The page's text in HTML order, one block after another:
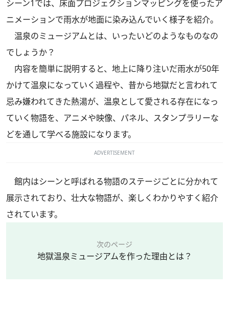
シーン1では、床面プロジェクションマッピングを使ったア
ニメーションで雨水が地面に染み込んでいく様子を紹介。
温泉のミュージアムとは、いったいどのようなものなの
でしょうか？
内容を簡単に説明すると、地上に降り注いだ雨水が50年
かけて温泉になっていく過程や、昔から地獄だと言われて
忌み嫌われてきた熱湯が、温泉として愛される存在になっ
ていく物語を、アニメや映像、パネル、スタンプラリーな
どを通して学べる施設になります。
ADVERTISEMENT
館内はシーンと呼ばれる物語のステージごとに分かれて
展示されており、壮大な物語が、楽しくわかりやすく紹介
されています。
次のページ
地獄温泉ミュージアムを作った理由とは？